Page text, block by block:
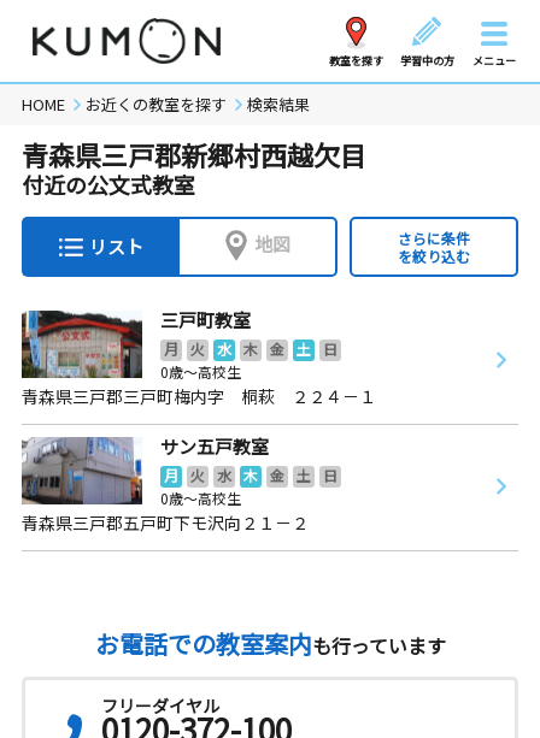
教室を探す 学習中の方 メニュー
HOME お近くの教室を探す 検索結果
青森県三戸郡新郷村西越欠目
付近の公文式教室
リスト 地図
さらに条件
を絞り込む
三戸町教室
月 火 水 木 金 土
日
0歳～高校生
青森県三戸郡三戸町梅内字 桐萩 ２２４－１
サン五戸教室
月 火 水 木 金 土
日
0歳～高校生
青森県三戸郡五戸町下モ沢向２１－２
お電話での教室案内も行っています
フリーダイヤル
0120-372-100